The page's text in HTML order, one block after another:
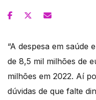
“A despesa em saúde
de 8,5 mil milhões de
milhões em 2022. Aí
dúvidas de que falte